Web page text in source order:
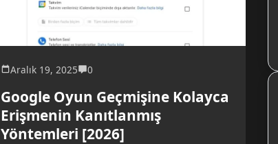
Aralık 19, 2025 0
Google Oyun Geçmişine Kolayca
Erişmenin Kanıtlanmış
Yöntemleri [2026]